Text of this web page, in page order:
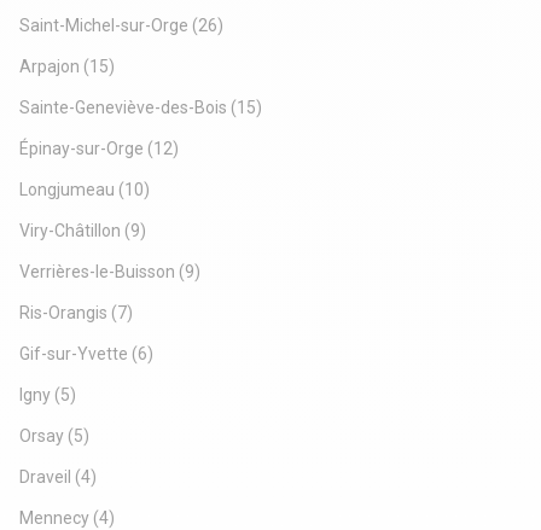
Saint-Michel-sur-Orge (26)
Arpajon (15)
Sainte-Geneviève-des-Bois (15)
Épinay-sur-Orge (12)
Longjumeau (10)
Viry-Châtillon (9)
Verrières-le-Buisson (9)
Ris-Orangis (7)
Gif-sur-Yvette (6)
Igny (5)
Orsay (5)
Draveil (4)
Mennecy (4)